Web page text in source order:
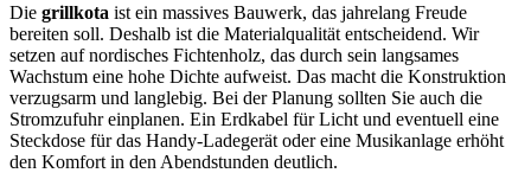
Die grillkota ist ein massives Bauwerk, das jahrelang Freude
bereiten soll. Deshalb ist die Materialqualität entscheidend. Wir
setzen auf nordisches Fichtenholz, das durch sein langsames
Wachstum eine hohe Dichte aufweist. Das macht die Konstruktion
verzugsarm und langlebig. Bei der Planung sollten Sie auch die
Stromzufuhr einplanen. Ein Erdkabel für Licht und eventuell eine
Steckdose für das Handy-Ladegerät oder eine Musikanlage erhöht
den Komfort in den Abendstunden deutlich.